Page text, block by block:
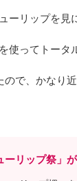
ーリップを見
ってトータ
で、かなり
リップ祭」